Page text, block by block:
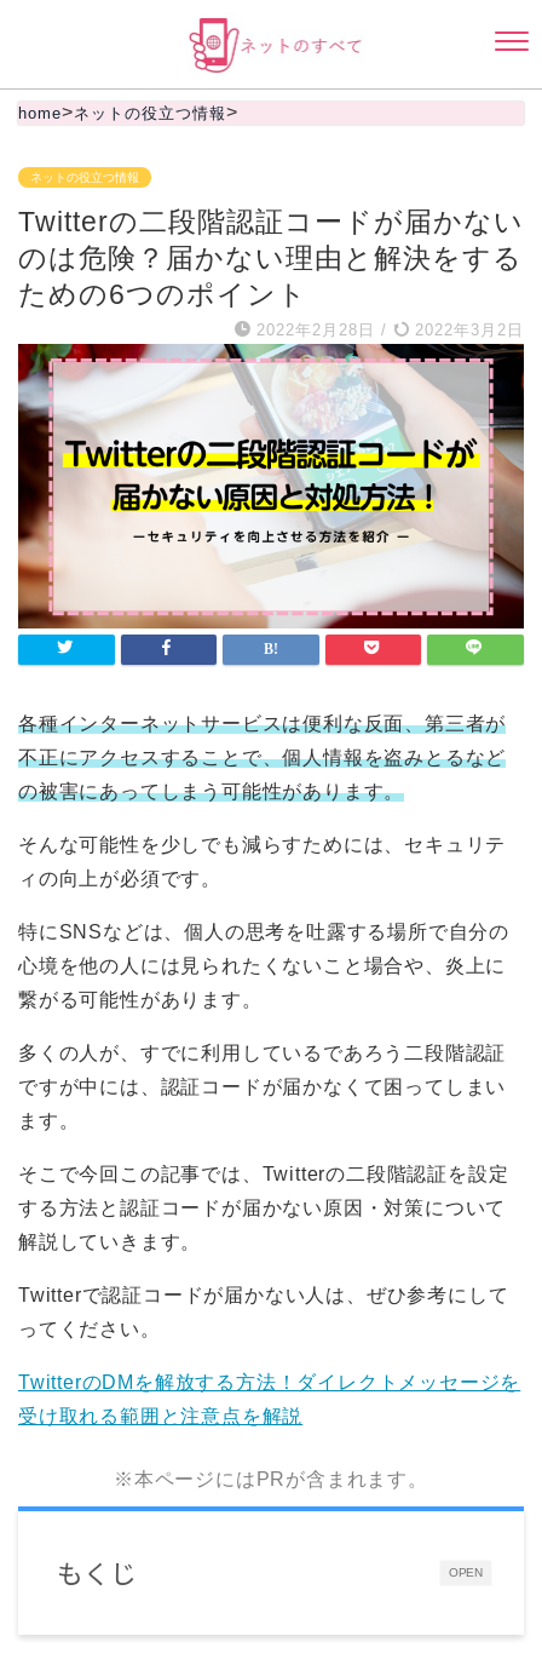
home>ネットの役立つ情報>
ネットの役立つ情報
Twitterの二段階認証コードが届かない
のは危険？届かない理由と解決をする
ための6つのポイント
2022年2月28日 / 2022年3月2日
各種インターネットサービスは便利な反面、第三者が
不正にアクセスすることで、個人情報を盗みとるなど
の被害にあってしまう可能性があります。
そんな可能性を少しでも減らすためには、セキュリテ
ィの向上が必須です。
特にSNSなどは、個人の思考を吐露する場所で自分の
心境を他の人には見られたくないこと場合や、炎上に
繋がる可能性があります。
多くの人が、すでに利用しているであろう二段階認証
ですが中には、認証コードが届かなくて困ってしまい
ます。
そこで今回この記事では、Twitterの二段階認証を設定
する方法と認証コードが届かない原因・対策について
解説していきます。
Twitterで認証コードが届かない人は、ぜひ参考にして
ってください。
TwitterのDMを解放する方法！ダイレクトメッセージを
受け取れる範囲と注意点を解説
※本ページにはPRが含まれます。
OPEN
もくじ